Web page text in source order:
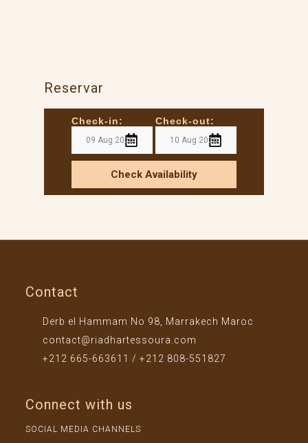
Reservar
Check-in: Check-out:
Check Availability
Contact
Derb el Hammam No 98, Marrakech Maroc
contact@riadhartessoura.com
+212 665-663611 / +212 808-551827
Connect with us
SOCIAL MEDIA CHANNELS